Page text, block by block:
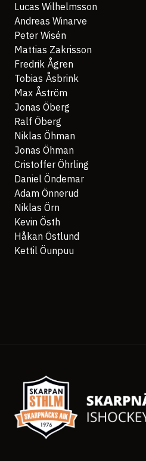
Lucas Wilhelmsson
Andreas Winarve
Peter Wisén
Mattias Zakrisson
Fredrik Ågren
Tobias Åsbrink
Max Åström
Jonas Öberg
Ralf Öberg
Niklas Öhman
Jonas Öhman
Cristoffer Öhrling
Daniel Öndemar
Adam Önnerud
Niklas Örn
Kevin Östh
Håkan Östlund
Kettil Öunpuu